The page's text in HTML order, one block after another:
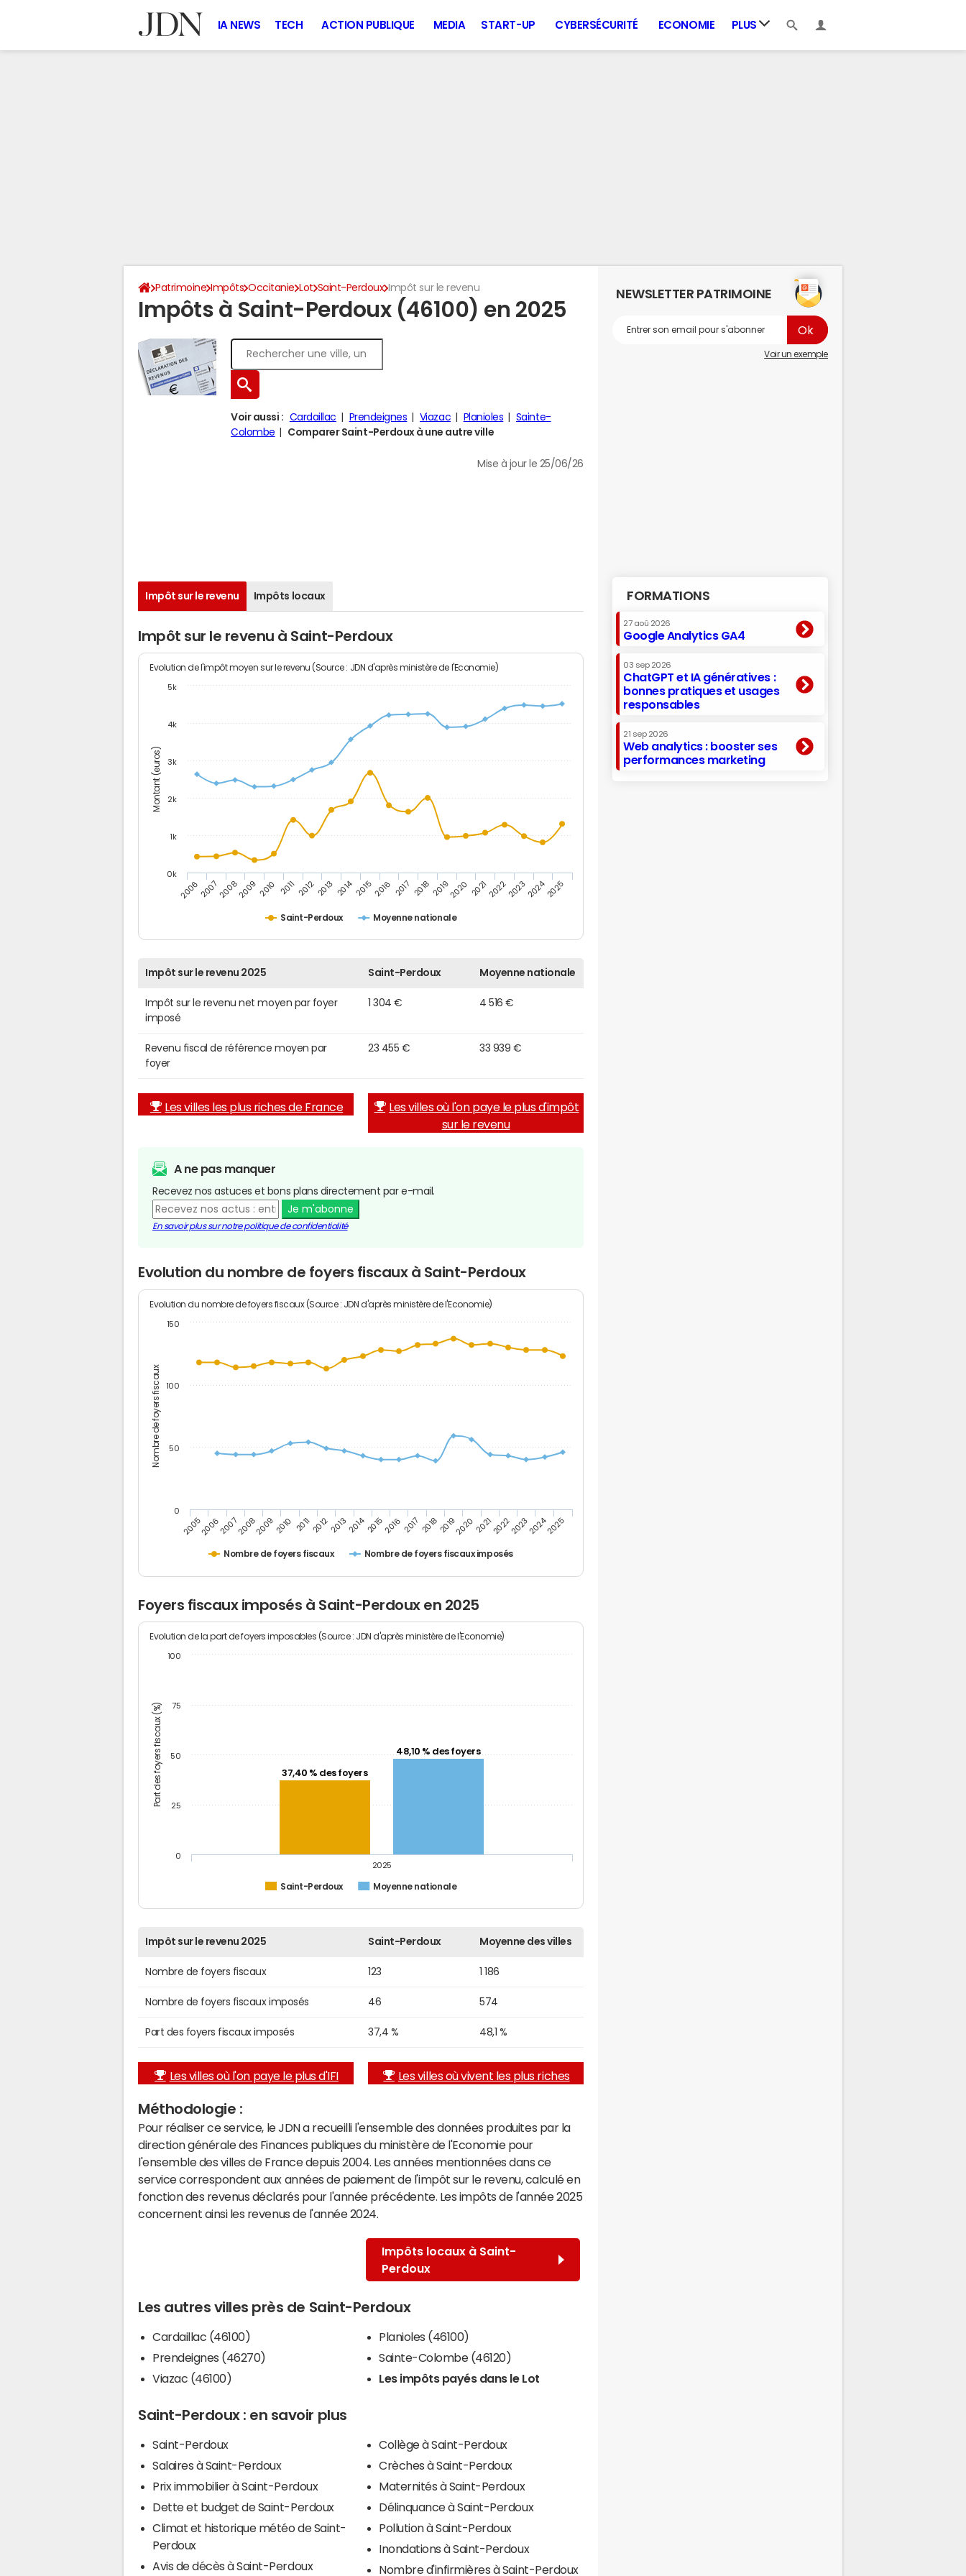
IA NEWS TECH ACTION PUBLIQUE MEDIA START-UP CYBERSÉCURITÉ ECONOMIE PLUS
Patrimoine Impôts Occitanie Lot Saint-Perdoux Impôt sur le revenu
Impôts à Saint-Perdoux (46100) en 2025
Voir aussi : Cardaillac Prendeignes Viazac Planioles
Sainte-
Colombe
Comparer Saint-Perdoux à une autre ville
Mise à jour le 25/06/26
Impôt sur le revenu Impôts locaux
Impôt sur le revenu à Saint-Perdoux
Montant (euros)
Evolution de l'impôt moyen sur le revenu (Source : JDN d'après ministère de l'Economie)
Saint-Perdoux Moyenne nationale
20062007200820092010 2011 20122013 201420152016 2017 201820192020 20212022202320242025
0k
1k
2k
3k
4k
5k
Impôt sur le revenu 2025 Saint-Perdoux Moyenne nationale
Impôt sur le revenu net moyen par foyer
imposé
1 304 € 4 516 €
Revenu fiscal de référence moyen par
foyer
23 455 € 33 939 €
Les villes les plus riches de France
Les villes où l'on paye le plus d'impôt
sur le revenu
A ne pas manquer
Recevez nos astuces et bons plans directement par e-mail.
Je m'abonne
En savoir plus sur notre politique de confidentialité
Evolution du nombre de foyers fiscaux à Saint-Perdoux
Nombre de foyers fiscaux
Evolution du nombre de foyers fiscaux (Source : JDN d'après ministère de l'Economie)
Nombre de foyers fiscaux Nombre de foyers fiscaux imposés
200520062007200820092010 201120122013201420152016 2017 20182019202020212022202320242025
0
50
100
150
Foyers fiscaux imposés à Saint-Perdoux en 2025
Part des foyers fiscaux (%)
Evolution de la part de foyers imposables (Source : JDN d'après ministère de l'Economie)
37,40 % des foyers
48,10 % des foyers
Saint-Perdoux Moyenne nationale
2025
0
25
50
75
100
Impôt sur le revenu 2025 Saint-Perdoux Moyenne des villes
Nombre de foyers fiscaux 123 1 186
Nombre de foyers fiscaux imposés 46 574
Part des foyers fiscaux imposés 37,4 % 48,1 %
Les villes où l'on paye le plus d'IFI Les villes où vivent les plus riches
Méthodologie :
Pour réaliser ce service, le JDN a recueilli l'ensemble des données produites par la
direction générale des Finances publiques du ministère de l'Economie pour
l'ensemble des villes de France depuis 2004. Les années mentionnées dans ce
service correspondent aux années de paiement de l'impôt sur le revenu, calculé en
fonction des revenus déclarés pour l'année précédente. Les impôts de l'année 2025
concernent ainsi les revenus de l'année 2024.
Impôts locaux à Saint-
Perdoux
Les autres villes près de Saint-Perdoux
Cardaillac (46100)
Prendeignes (46270)
Viazac (46100)
Planioles (46100)
Sainte-Colombe (46120)
Les impôts payés dans le Lot
Saint-Perdoux : en savoir plus
Saint-Perdoux
Salaires à Saint-Perdoux
Prix immobilier à Saint-Perdoux
Dette et budget de Saint-Perdoux
Climat et historique météo de Saint-
Perdoux
Avis de décès à Saint-Perdoux
Collège à Saint-Perdoux
Crèches à Saint-Perdoux
Maternités à Saint-Perdoux
Délinquance à Saint-Perdoux
Pollution à Saint-Perdoux
Inondations à Saint-Perdoux
Nombre d'infirmières à Saint-Perdoux
NEWSLETTER PATRIMOINE
Voir un exemple
FORMATIONS
27 aoû 2026
Google Analytics GA4
03 sep 2026
ChatGPT et IA génératives :
bonnes pratiques et usages
responsables
21 sep 2026
Web analytics : booster ses
performances marketing